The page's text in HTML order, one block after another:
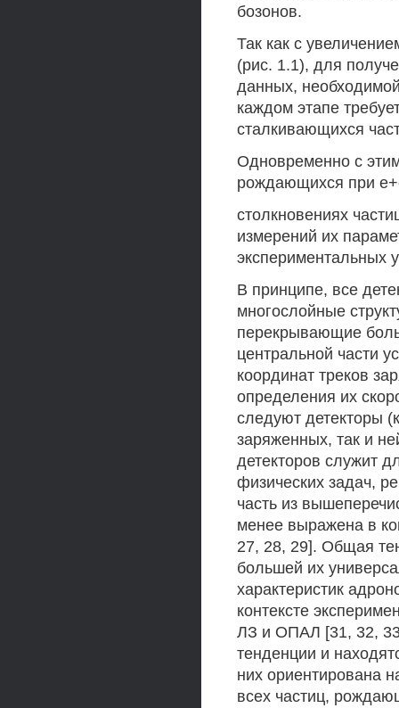
бозонов.
Так как с
(рис. 1.1), для
данных,
каждом этапе
сталкивающихся
Одновременно с
рождающихся при
столкновениях
измерений их
экспериментальных
В принципе, все
многослойные
перекрывающие
центральной части
координат треков
определения их
следуют детекторы
заряженных, так и
детекторов служит
физических задач,
часть из
менее выражена в
27, 28, 29]. Общая
большей их
характеристик
контексте
ЛЗ и ОПАЛ [31, 32,
тенденции и
них ориентирована
всех частиц,